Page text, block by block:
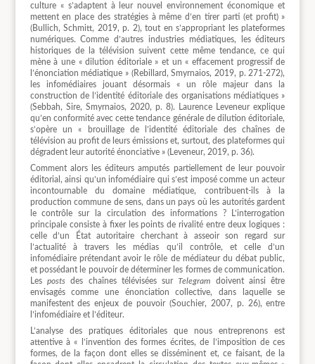
culture « s’adaptent à leur nouvel environnement économique et
mettent en place des stratégies à même d’en tirer parti (et profit) »
(Bullich, Schmitt, 2019, p. 2), tout en s’appropriant les plateformes
numériques. Comme d’autres industries médiatiques, les éditeurs
historiques de la télévision suivent cette même tendance, ce qui
mène à une « dilution éditoriale » et un « effacement progressif de
l’énonciation médiatique » (Rebillard, Smyrnaios, 2019, p. 271-272),
les infomédiaires jouant désormais « un rôle majeur dans la
construction de l’identité éditoriale des organisations médiatiques »
(Sebbah, Sire, Smyrnaios, 2020, p. 8). Laurence Leveneur explique
qu’en conformité avec cette tendance générale de dilution éditoriale,
s’opère un « brouillage de l’identité éditoriale des chaînes de
télévision au profit de leurs émissions et, surtout, des plateformes qui
dégradent leur autorité énonciative » (Leveneur, 2019, p. 36).
Comment alors les éditeurs amputés partiellement de leur pouvoir
éditorial, ainsi qu’un infomédiaire qui s’est imposé comme un acteur
incontournable du domaine médiatique, contribuent-ils à la
production commune de sens, dans un pays où les autorités gardent
le contrôle sur la circulation des informations ? L’interrogation
principale consiste à fixer les points de rivalité entre deux logiques :
celle d’un État autoritaire cherchant à asseoir son regard sur
l’actualité à travers les médias qu’il contrôle, et celle d’un
infomédiaire prétendant avoir le rôle de médiateur du débat public,
et possédant le pouvoir de déterminer les formes de communication.
Les postsdes chaînes télévisées surTelegram doivent ainsi être
envisagés comme une énonciation collective, dans laquelle se
manifestent des enjeux de pouvoir (Souchier, 2007, p. 26), entre
l’infomédiaire et l’éditeur.
L’analyse des pratiques éditoriales que nous entreprenons est
attentive à « l’invention des formes écrites, de l’imposition de ces
formes, de la façon dont elles se disséminent et, ce faisant, de la